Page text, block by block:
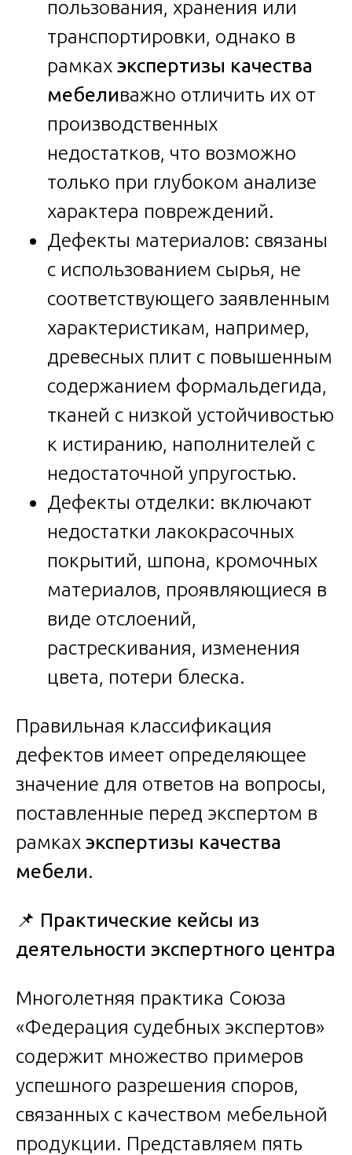
пользования, хранения или
транспортировки, однако в
рамках экспертизы качества
мебеливажно отличить их от
производственных
недостатков, что возможно
только при глубоком анализе
характера повреждений.
Дефекты материалов: связаны
с использованием сырья, не
соответствующего заявленным
характеристикам, например,
древесных плит с повышенным
содержанием формальдегида,
тканей с низкой устойчивостью
к истиранию, наполнителей с
недостаточной упругостью.
Дефекты отделки: включают
недостатки лакокрасочных
покрытий, шпона, кромочных
материалов, проявляющиеся в
виде отслоений,
растрескивания, изменения
цвета, потери блеска.
Правильная классификация
дефектов имеет определяющее
значение для ответов на вопросы,
поставленные перед экспертом в
рамках экспертизы качества
мебели.
📌 Практические кейсы из
деятельности экспертного центра
Многолетняя практика Союза
«Федерация судебных экспертов»
содержит множество примеров
успешного разрешения споров,
связанных с качеством мебельной
продукции. Представляем пять